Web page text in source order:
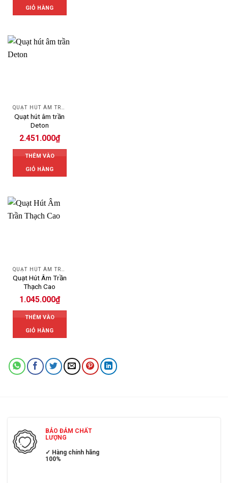
GIỎ HÀNG
QUẠT HÚT ÂM TRẦN
Quạt hút âm trần
Deton
2.451.000₫
THÊM VÀO
GIỎ HÀNG
Quạt Hút Âm Trần
Thạch Cao
1.045.000₫
THÊM VÀO
GIỎ HÀNG
BẢO ĐẢM CHẤT
LƯỢNG
✓ Hàng chính hãng
100%